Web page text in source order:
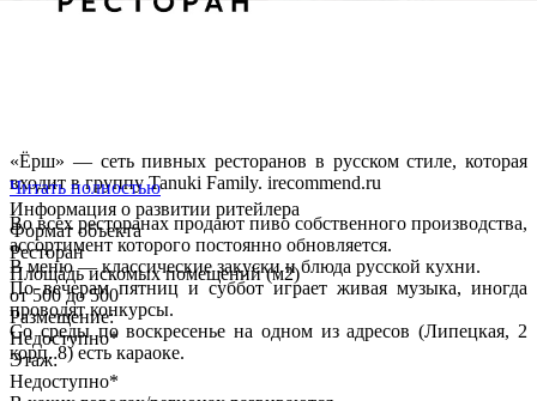
«Ёрш» — сеть пивных ресторанов в русском стиле, которая
входит в группу Tanuki Family. irecommend.ru
Во всех ресторанах продают пиво собственного производства,
ассортимент которого постоянно обновляется.
В меню — классические закуски и блюда русской кухни.
По вечерам пятниц и суббот играет живая музыка, иногда
проводят конкурсы.
Со среды по воскресенье на одном из адресов (Липецкая, 2
корп. 8) есть караоке.
Читать полностью
Информация о развитии ритейлера
Формат объекта
Ресторан
Площадь искомых помещений (м2)
от 500 до 500
Размещение:
Недоступно*
Этаж:
Недоступно*